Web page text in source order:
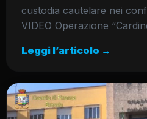
custodia cautelare nei
VIDEO Operazione
Leggi l’articolo →